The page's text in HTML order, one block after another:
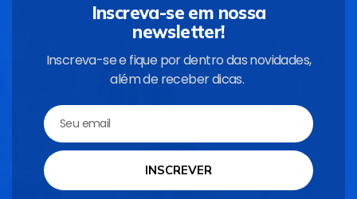
Inscreva-se em nossa
newsletter!
Inscreva-se e fique por dentro das novidades,
além de receber dicas.
INSCREVER